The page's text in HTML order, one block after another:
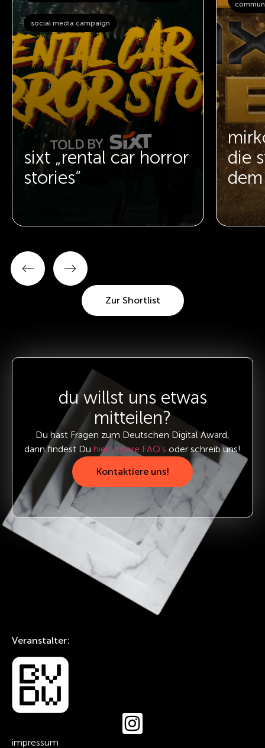
social media campaign
sixt „rental car horror
stories“
die
Zur Shortlist
du willst uns etwas
mitteilen?
Du hast Fragen zum Deutschen Digital Award,
dann findest Du hier unsere FAQ’s oder schreib uns!
Kontaktiere uns!
Veranstalter:
impressum